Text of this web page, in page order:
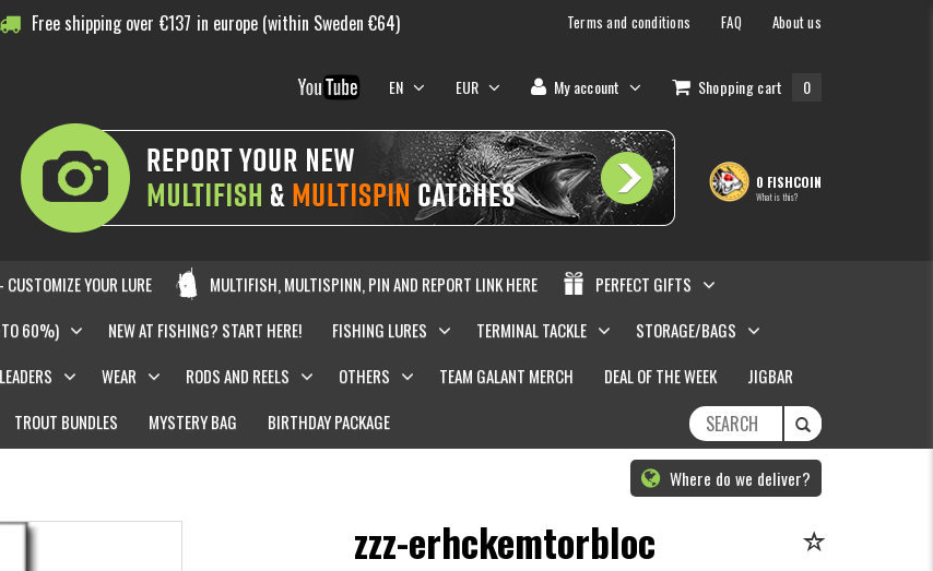
Free shipping over €137 in europe (within Sweden €64) Terms and conditions FAQ About us
EN EUR My account Shopping cart 0
0 FISHCOIN
What is this?
YOUR LURE MULTIFISH, MULTISPINN, PIN AND REPORT LINK HERE
PERFECT GIFTS
TO 60%) NEW AT FISHING? START HERE! FISHING LURES TERMINAL TACKLE
STORAGE/BAGS
WEAR RODS AND REELS OTHERS TEAM GALANT MERCH DEAL OF THE WEEK
JIGBAR
TROUT BUNDLES MYSTERY BAG BIRTHDAY PACKAGE
Where do we deliver?
zzz-erhckemtorbloc